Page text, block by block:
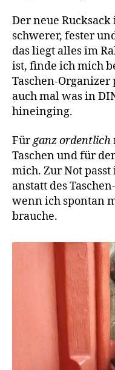
Der neue
schwerer, fester
das liegt alles im
ist, finde ich mich
Taschen-Organizer
auch mal was in
hineinging.
Fürganz ordentlich
Taschen und für
mich. Zur Not
anstatt des
wenn ich spontan
brauche.